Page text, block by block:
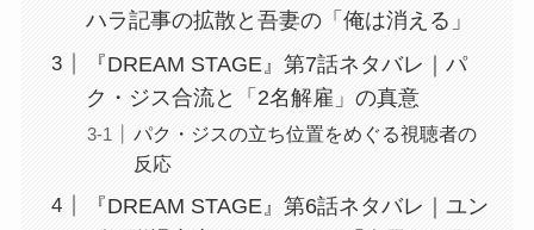
ハラ記事の拡散と吾妻の「俺は消える」
『DREAM STAGE』第7話ネタバレ｜パ
ク・ジス合流と「2名解雇」の真意
パク・ジスの立ち位置をめぐる視聴者の
反応
『DREAM STAGE』第6話ネタバレ｜ユン